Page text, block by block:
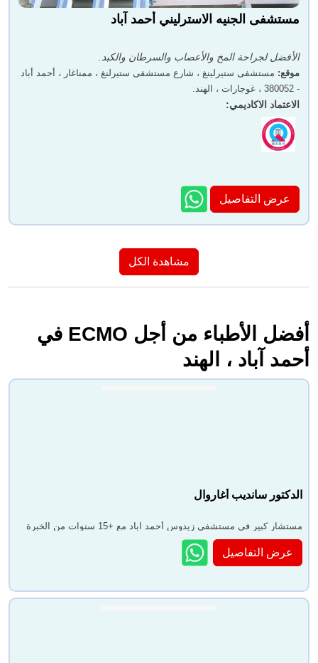
مستشفى الجنيه الاسترليني أحمد آباد
الأفضل لجراحة المخ والأعصاب والسرطان والكبد.
موقع: مستشفى ستيرلينغ ، شارع مستشفى ستيرلنغ ، ممناغار ، أحمد أباد
- 380052 ، غوجارات ، الهند.
الاعتماد الاكاديمي:
عرض التفاصيل
مشاهدة الكل
أفضل الأطباء من أجل ECMO في
أحمد آباد ، الهند
الدكتور سانديب أغاروال
مستشار كبير في مستشفى زيدوس أحمد آباد مع +15 سنوات من الخبرة
عرض التفاصيل